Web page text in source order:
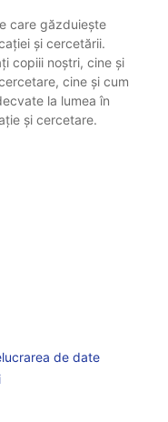
care găzduiește
și cercetării.
copiii noștri, cine și
cine și cum
la lumea în
și cercetare.
de date